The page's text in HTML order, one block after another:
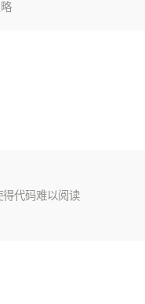
// 从这里到行尾的所有内容都将被忽略
// 这些注释使得代码难以阅读